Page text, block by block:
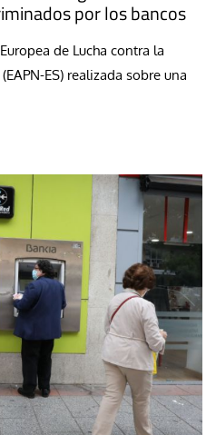
por los bancos
de Lucha contra la
ES) realizada sobre una